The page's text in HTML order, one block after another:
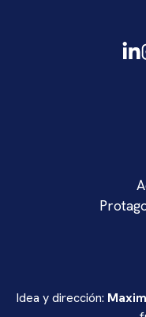
Idea y dirección: